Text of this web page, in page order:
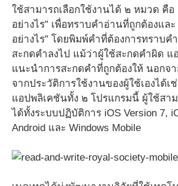
ใช้สามารถเลือกใช้งานได้ ๒ หมวด คื
อย่างไร” เพื่อทราบคำอ่านที่ถูกต้องแล
อย่างไร” โดยพิมพ์คำที่ต้องการทราบค
สะกดคำลงไป แม้ว่าผู้ใช้สะกดคำผิด แ
แนะนำการสะกดคำที่ถูกต้องให้ นอกจ
จากประวัติการใช้งานของผู้ใช้เองได้เ
แอปพลิเคชันทั้ง ๒ โปรแกรมนี้ ผู้ใช้สา
ได้ทั้งระบบปฏิบัติการ iOS Version 7,
Android และ Windows Mobile